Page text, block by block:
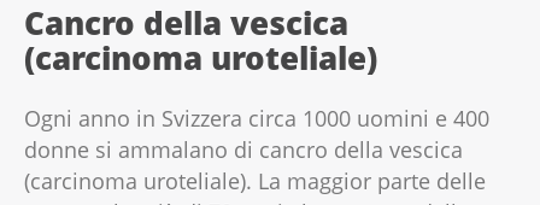
Cancro della vescica
(carcinoma uroteliale)
Ogni anno in Svizzera circa 1000 uomini e 400
donne si ammalano di cancro della vescica
(carcinoma uroteliale). La maggior parte delle